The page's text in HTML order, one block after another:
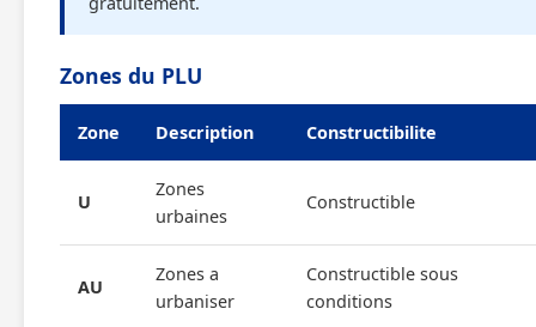
Zones du PLU
Zone Description Constructibilite
U
Zones
urbaines
Constructible
AU
Zones a
urbaniser
Constructible sous
conditions